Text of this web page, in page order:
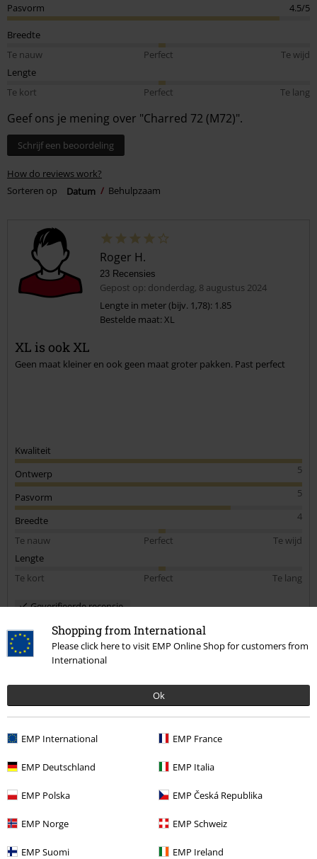
Shopping from International
Please click here to visit EMP Online Shop for customers from
International
Ok
EMP International EMP France
EMP Deutschland EMP Italia
EMP Polska EMP Česká Republika
EMP Norge EMP Schweiz
EMP Suomi EMP Ireland
Pasvorm 4.5/5
Breedte
Te nauw
Perfect
Te wijd
Lengte
Te kort
Perfect Te lang
Geef ons je mening over "Charred 72 (M72)".
Schrijf een beoordeling
How do reviews work?
Sorteren op
Datum Behulpzaam
Roger H.
23 Recensies
Gepost op: donderdag, 8 augustus 2024
Lengte in meter (bijv. 1,78): 1.85
Bestelde maat: XL
XL is ook XL
Geen maat kleiner en ook geen maat groter pakken. Past perfect
Kwaliteit
5
Ontwerp
5
Pasvorm
4
Breedte
Te nauw
Perfect
Te wijd
Lengte
Te kort
Perfect Te lang
Geverifieerde recensie
Heeft deze recensie je geholpen?
Opmerking
Gepost op: donderdag, 16 mei 2024
Bestelde maat: XXXL
Tshirt